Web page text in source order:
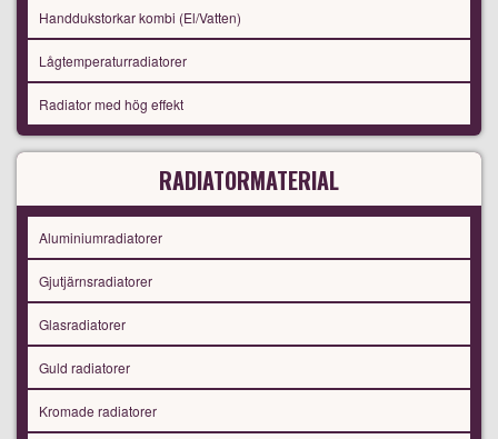
Handdukstorkar kombi (El/Vatten)
Lågtemperaturradiatorer
Radiator med hög effekt
RADIATORMATERIAL
Aluminiumradiatorer
Gjutjärnsradiatorer
Glasradiatorer
Guld radiatorer
Kromade radiatorer